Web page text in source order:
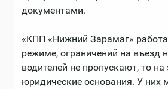
документами.
«КПП «Нижний Зарамаг»
режиме, ограничений на въезд
водителей не пропускают, то на
юридические основания. У них